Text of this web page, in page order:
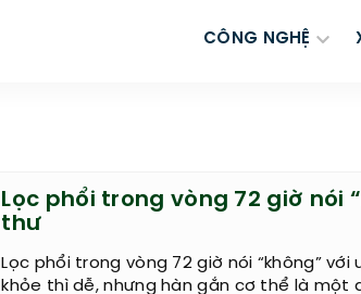
CÔNG NGHỆ
Lọc phổi trong vòng 72 giờ nói
thư
Lọc phổi trong vòng 72 giờ nói “không” với
khỏe thì dễ, nhưng hàn gắn cơ thể là một